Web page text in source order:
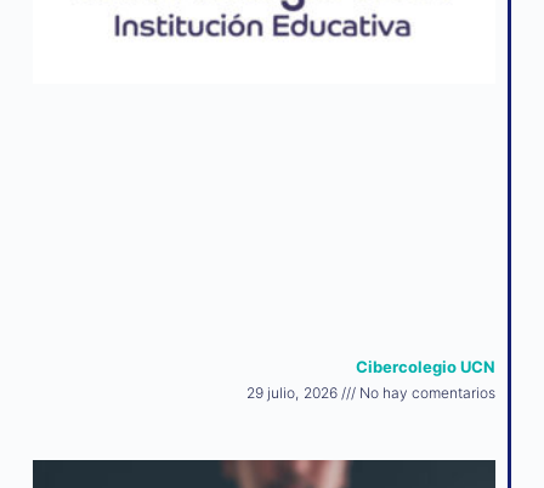
Cibercolegio UCN
29 julio, 2026 No hay comentarios